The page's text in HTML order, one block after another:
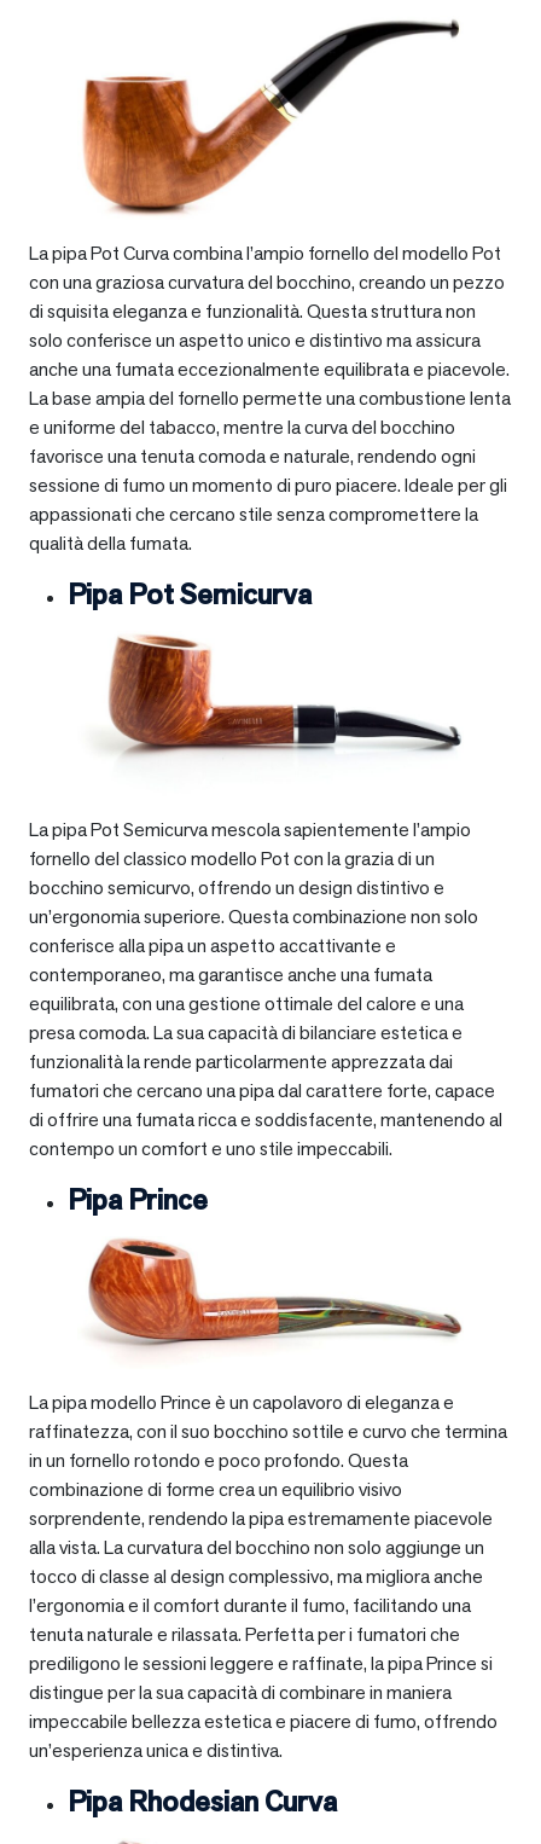
La pipa Pot Curva combina l’ampio fornello del modello Pot
con una graziosa curvatura del bocchino, creando un pezzo
di squisita eleganza e funzionalità. Questa struttura non
solo conferisce un aspetto unico e distintivo ma assicura
anche una fumata eccezionalmente equilibrata e piacevole.
La base ampia del fornello permette una combustione lenta
e uniforme del tabacco, mentre la curva del bocchino
favorisce una tenuta comoda e naturale, rendendo ogni
sessione di fumo un momento di puro piacere. Ideale per gli
appassionati che cercano stile senza compromettere la
qualità della fumata.
Pipa Pot Semicurva
La pipa Pot Semicurva mescola sapientemente l’ampio
fornello del classico modello Pot con la grazia di un
bocchino semicurvo, offrendo un design distintivo e
un’ergonomia superiore. Questa combinazione non solo
conferisce alla pipa un aspetto accattivante e
contemporaneo, ma garantisce anche una fumata
equilibrata, con una gestione ottimale del calore e una
presa comoda. La sua capacità di bilanciare estetica e
funzionalità la rende particolarmente apprezzata dai
fumatori che cercano una pipa dal carattere forte, capace
di offrire una fumata ricca e soddisfacente, mantenendo al
contempo un comfort e uno stile impeccabili.
Pipa Prince
La pipa modello Prince è un capolavoro di eleganza e
raffinatezza, con il suo bocchino sottile e curvo che termina
in un fornello rotondo e poco profondo. Questa
combinazione di forme crea un equilibrio visivo
sorprendente, rendendo la pipa estremamente piacevole
alla vista. La curvatura del bocchino non solo aggiunge un
tocco di classe al design complessivo, ma migliora anche
l’ergonomia e il comfort durante il fumo, facilitando una
tenuta naturale e rilassata. Perfetta per i fumatori che
prediligono le sessioni leggere e raffinate, la pipa Prince si
distingue per la sua capacità di combinare in maniera
impeccabile bellezza estetica e piacere di fumo, offrendo
un’esperienza unica e distintiva.
Pipa Rhodesian Curva